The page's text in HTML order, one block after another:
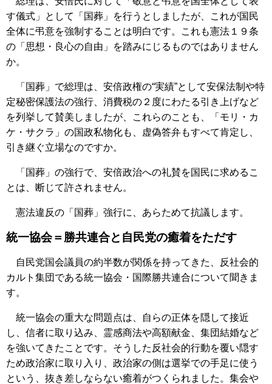
す儀式」として「国葬」を行うとしましたが、これが国民
全体に弔意を強制することは明白です。これも憲法１９条
の「思想・良心の自由」を踏みにじるものではありません
か。
「国葬」で総理は、安倍政権の“実績”として安保法制や特
定秘密保護法の強行、消費税の２度にわたる引き上げなど
を列挙して賛美しましたが、これらのことも、「モリ・カ
ケ・サクラ」の国政私物化も、虚偽答弁もすべて肯定し、
引き継ぐ立場なのですか。
「国葬」の強行で、安倍政治への礼賛を国民に求めるこ
とは、断じて許されません。
憲法違反の「国葬」強行に、あらためて抗議します。
統一協会＝勝共連合と自民党の癒着をただす
自民党国会議員の約半数が関係を持ってきた、反社会的
カルト集団である統一協会・国際勝共連合について聞きま
す。
統一協会の重大な問題点は、自らの正体を隠して接近
し、信者に取り込み、霊感商法や高額献金、集団結婚など
を強いてきたことです。そうした反社会的行動を覆い隠す
ため政治家に取り入り、政治家の側は選挙での手足に使う
という、抜き差しならない癒着がつくられました。集会や